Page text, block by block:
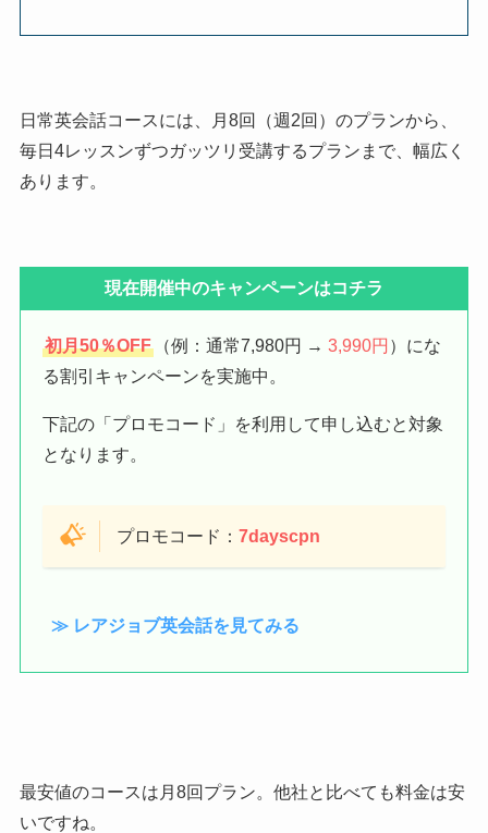
日常英会話コースには、月8回（週2回）のプランから、
毎日4レッスンずつガッツリ受講するプランまで、幅広く
あります。
現在開催中のキャンペーンはコチラ
初月50％OFF（例：通常7,980円 → 3,990円 ）にな
る割引キャンペーンを実施中。
下記の「プロモコード」を利用して申し込むと対象
となります。
プロモコード： 7dayscpn
≫ レアジョブ英会話を見てみる
最安値のコースは月8回プラン。他社と比べても料金は安
いですね。